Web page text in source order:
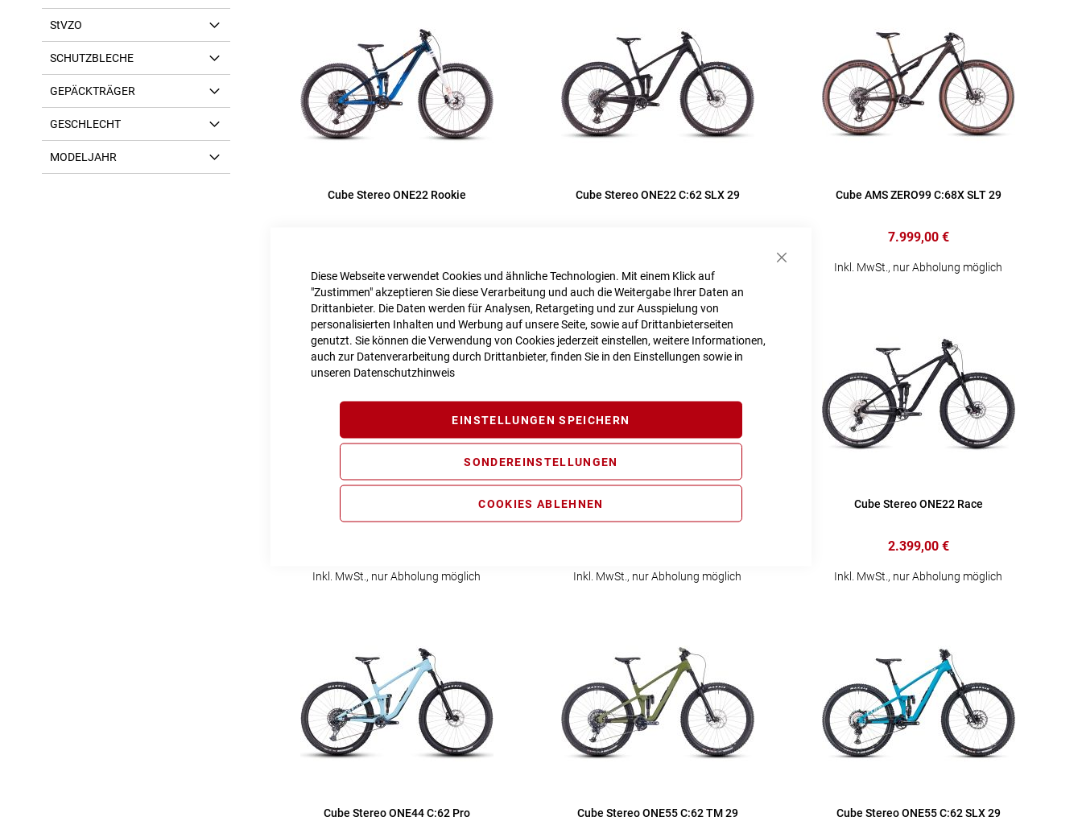
Schließen
Diese Webseite verwendet Cookies und ähnliche Technologien. Mit einem Klick auf
"Zustimmen" akzeptieren Sie diese Verarbeitung und auch die Weitergabe Ihrer Daten an
Drittanbieter. Die Daten werden für Analysen, Retargeting und zur Ausspielung von
personalisierten Inhalten und Werbung auf unsere Seite, sowie auf Drittanbieterseiten
genutzt. Sie können die Verwendung von Cookies jederzeit einstellen, weitere Informationen,
auch zur Datenverarbeitung durch Drittanbieter, finden Sie in den Einstellungen sowie in
unseren Datenschutzhinweis
EINSTELLUNGEN SPEICHERN
SONDEREINSTELLUNGEN
COOKIES ABLEHNEN
Cube Stereo ONE22 Rookie Cube Stereo ONE22 C:62 SLX 29 Cube AMS ZERO99 C:68X SLT 29
7.999,00 €
Inkl. MwSt., nur Abholung möglich
Inkl. MwSt., nur Abholung möglich
Cube AMS ONE11 C:68X Pro 29
Inkl. MwSt., nur Abholung möglich
Cube Stereo ONE22 Race
2.399,00 €
Inkl. MwSt., nur Abholung möglich
Cube Stereo ONE44 C:62 Pro Cube Stereo ONE55 C:62 TM 29 Cube Stereo ONE55 C:62 SLX 29
StVZO
SCHUTZBLECHE
GEPÄCKTRÄGER
GESCHLECHT
MODELJAHR